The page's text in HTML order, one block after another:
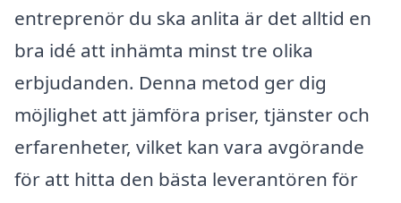
entreprenör du ska anlita är det alltid en
bra idé att inhämta minst tre olika
erbjudanden. Denna metod ger dig
möjlighet att jämföra priser, tjänster och
erfarenheter, vilket kan vara avgörande
för att hitta den bästa leverantören för